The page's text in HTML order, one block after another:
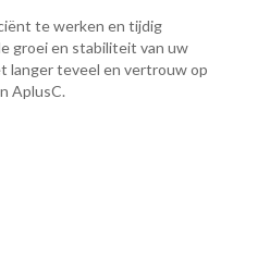
te werken en tijdig
groei en stabiliteit van uw
langer teveel en vertrouw op
AplusC.